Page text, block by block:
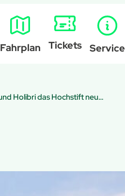
Fahrplan Tickets Service
Mit Bus und Holibri das Hochstift neu entdecken